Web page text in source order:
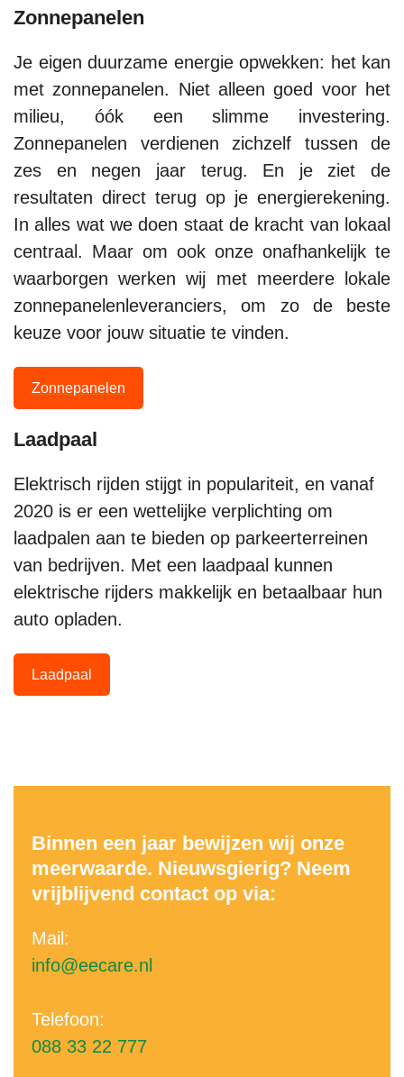
Zonnepanelen
Je eigen duurzame energie opwekken: het kan
met zonnepanelen. Niet alleen goed voor het
milieu, óók een slimme investering.
Zonnepanelen verdienen zichzelf tussen de
zes en negen jaar terug. En je ziet de
resultaten direct terug op je energierekening.
In alles wat we doen staat de kracht van lokaal
centraal. Maar om ook onze onafhankelijk te
waarborgen werken wij met meerdere lokale
zonnepanelenleveranciers, om zo de beste
keuze voor jouw situatie te vinden.
Zonnepanelen
Laadpaal
Elektrisch rijden stijgt in populariteit, en vanaf
2020 is er een wettelijke verplichting om
laadpalen aan te bieden op parkeerterreinen
van bedrijven. Met een laadpaal kunnen
elektrische rijders makkelijk en betaalbaar hun
auto opladen.
Laadpaal
Binnen een jaar bewijzen wij onze
meerwaarde. Nieuwsgierig? Neem
vrijblijvend contact op via:
Mail:
info@eecare.nl
Telefoon:
088 33 22 777